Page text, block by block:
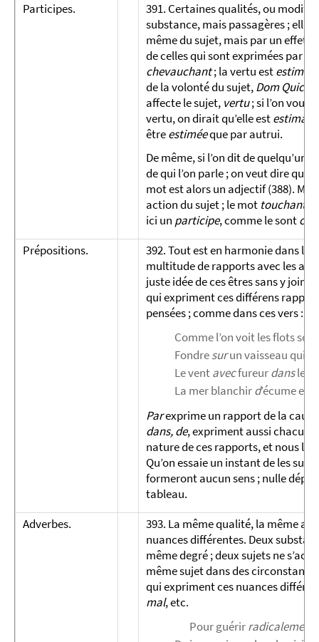
Participes.
391. Certaines qualités, ou
substance, mais passagères ;
même du sujet, mais par un effet
de celles qui sont exprimées par
chevauchant; la vertu estestimée
de la volonté du sujet,Dom
affecte le sujet, vertu; si l’on
vertu, on dirait qu’elle est
êtreestiméeque par autrui.
De même, si l’on dit de quelqu’un :
de qui l’on parle ; on veut dire
mot est alors un adjectif (388).
action du sujet ; le mot touchant
ici un participe, comme le sont
Prépositions.
392. Tout est en harmonie dans la
multitude de rapports avec les
juste idée de ces êtres sans y
qui expriment ces différens
pensées ; comme dans ces vers :
Comme l’on voit les flots
Fondresurun vaisseau qui
Le ventavecfureurdansles
La mer blanchird’écume et
Parexprime un rapport de la cause
dans, de, expriment aussi chacun
nature de ces rapports, et nous
Qu’on essaie un instant de les
formeront aucun sens ; nulle
tableau.
Adverbes.
393. La même qualité, la même
nuances différentes. Deux
même degré ; deux sujets ne
même sujet dans des
qui expriment ces nuances
mal, etc.
Pour guérirradicalement